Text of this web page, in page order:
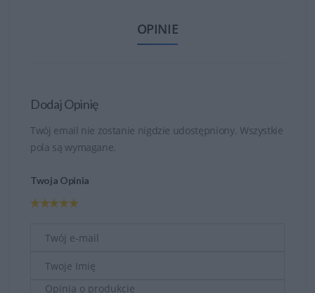
OPINIE
Dodaj Opinię
Twój email nie zostanie nigdzie udostępniony. Wszystkie
pola są wymagane.
Twoja Opinia